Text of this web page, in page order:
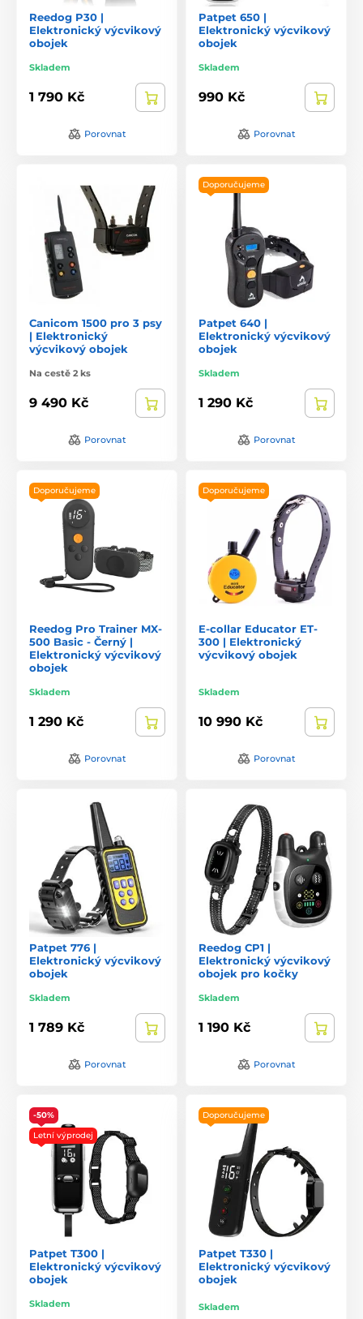
Reedog P30 |
Elektronický výcvikový
obojek
Skladem
1 790 Kč
Porovnat
Patpet 650 |
Elektronický výcvikový
obojek
Skladem
990 Kč
Porovnat
Canicom 1500 pro 3 psy
| Elektronický
výcvikový obojek
Na cestě 2 ks
9 490 Kč
Porovnat
Doporučujeme
Patpet 640 |
Elektronický výcvikový
obojek
Skladem
1 290 Kč
Porovnat
Doporučujeme
Reedog Pro Trainer MX-
500 Basic - Černý |
Elektronický výcvikový
obojek
Skladem
1 290 Kč
Porovnat
Doporučujeme
E-collar Educator ET-
300 | Elektronický
výcvikový obojek
Skladem
10 990 Kč
Porovnat
Patpet 776 |
Elektronický výcvikový
obojek
Skladem
1 789 Kč
Porovnat
Reedog CP1 |
Elektronický výcvikový
obojek pro kočky
Skladem
1 190 Kč
Porovnat
-50%
Letní výprodej
Patpet T300 |
Elektronický výcvikový
obojek
Skladem
Doporučujeme
Patpet T330 |
Elektronický výcvikový
obojek
Skladem